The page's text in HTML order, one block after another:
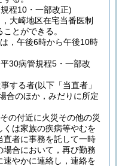
程10・一部改正)
大崎地区在宅当番医制
とができる。
，午後6時から午後10時
30病管規程5・一部改
する者(以下「当直者」
合のほか，みだりに所定
の付近に火災その他の災
は家族の疾病等やむを
者に事務を託して一時
場合において，再び勤務
やかに連絡し，連絡を